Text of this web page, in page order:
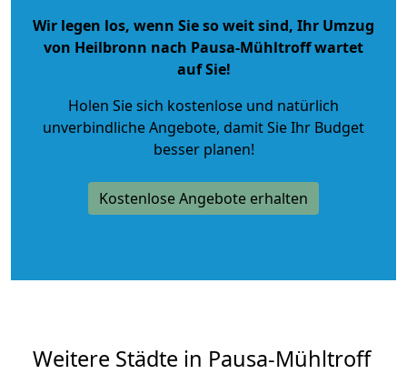
Wir legen los, wenn Sie so weit sind, Ihr Umzug
von Heilbronn nach Pausa-Mühltroff wartet
auf Sie!
Holen Sie sich kostenlose und natürlich
unverbindliche Angebote, damit Sie Ihr Budget
besser planen!
Kostenlose Angebote erhalten
Weitere Städte in Pausa-Mühltroff